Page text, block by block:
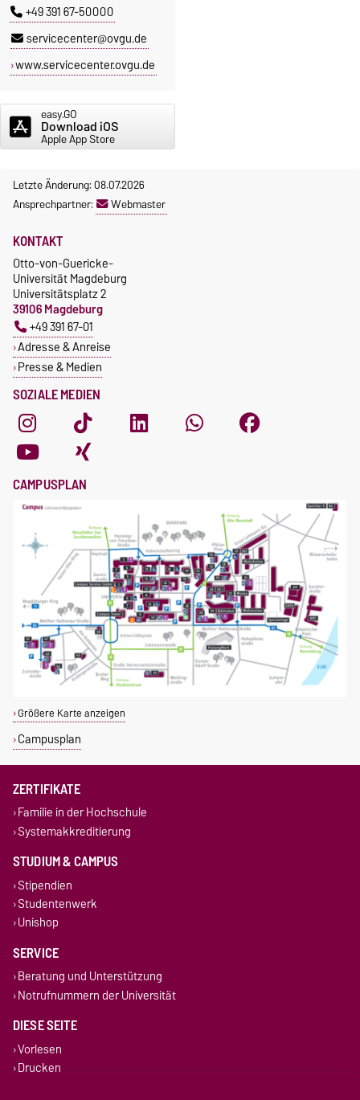
+49 391 67-50000
servicecenter@ovgu.de
www.servicecenter.ovgu.de
easy.GO
Download iOS
Apple App Store
Letzte Änderung: 08.07.2026
Ansprechpartner:
Webmaster
SOZIALE MEDIEN
KONTAKT
Otto-von-Guericke-
Universität Magdeburg
Universitätsplatz 2
39106 Magdeburg
+49 391 67-01
Adresse & Anreise
Presse & Medien
CAMPUSPLAN
Größere Karte anzeigen
Campusplan
ZERTIFIKATE
Familie in der Hochschule
Systemakkreditierung
STUDIUM & CAMPUS
Stipendien
Studentenwerk
Unishop
SERVICE
Beratung und Unterstützung
Notrufnummern der Universität
DIESE SEITE
Vorlesen
Drucken